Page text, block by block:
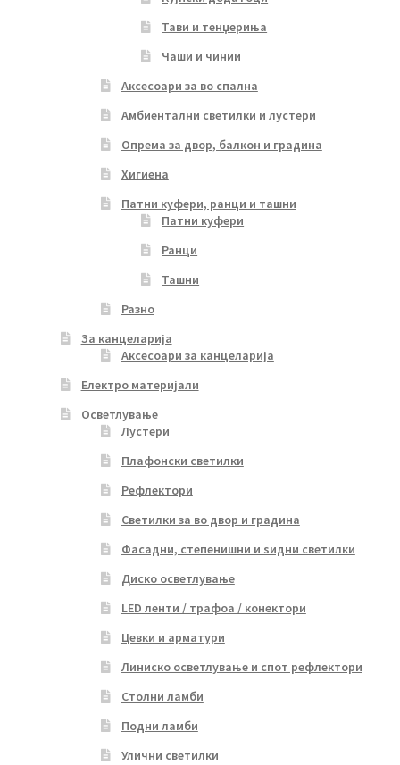
Тави и тенџериња
Чаши и чинии
Аксесоари за во спална
Амбиентални светилки и лустери
Опрема за двор, балкон и градина
Хигиена
Патни куфери, ранци и ташни
Патни куфери
Ранци
Ташни
Разно
За канцеларија
Аксесоари за канцеларија
Електро материјали
Осветлување
Лустери
Плафонски светилки
Рефлектори
Светилки за во двор и градина
Фасадни, степенишни и ѕидни светилки
Диско осветлување
LED ленти / трафоа / конектори
Цевки и арматури
Линиско осветлување и спот рефлектори
Столни ламби
Подни ламби
Улични светилки